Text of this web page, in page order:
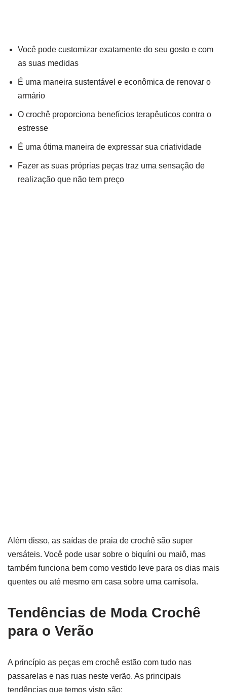
Você pode customizar exatamente do seu gosto e com
as suas medidas
É uma maneira sustentável e econômica de renovar o
armário
O crochê proporciona benefícios terapêuticos contra o
estresse
É uma ótima maneira de expressar sua criatividade
Fazer as suas próprias peças traz uma sensação de
realização que não tem preço
Além disso, as saídas de praia de crochê são super
versáteis. Você pode usar sobre o biquíni ou maiô, mas
também funciona bem como vestido leve para os dias mais
quentes ou até mesmo em casa sobre uma camisola.
Tendências de Moda Crochê
para o Verão
A princípio as peças em crochê estão com tudo nas
passarelas e nas ruas neste verão. As principais
tendências que temos visto são: